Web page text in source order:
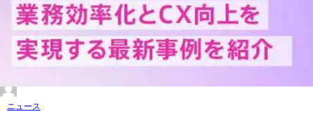
ニュース